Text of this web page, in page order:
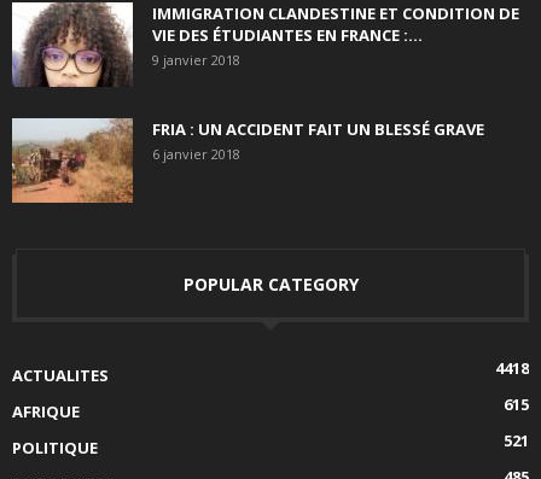
IMMIGRATION CLANDESTINE ET CONDITION DE
VIE DES ÉTUDIANTES EN FRANCE :...
9 janvier 2018
FRIA : UN ACCIDENT FAIT UN BLESSÉ GRAVE
6 janvier 2018
POPULAR CATEGORY
ACTUALITES
4418
AFRIQUE
615
POLITIQUE
521